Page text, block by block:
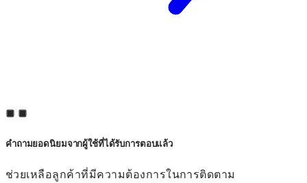
คำถามยอดนิยมจากผู้ใช้ที่ได้รับการตอบแล้ว
ช่วยเหลือลูกค้าที่มีความต้องการในการติดตาม